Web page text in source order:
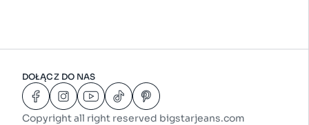
DOŁĄCZ DO NAS
Copyright all right reserved bigstarjeans.com